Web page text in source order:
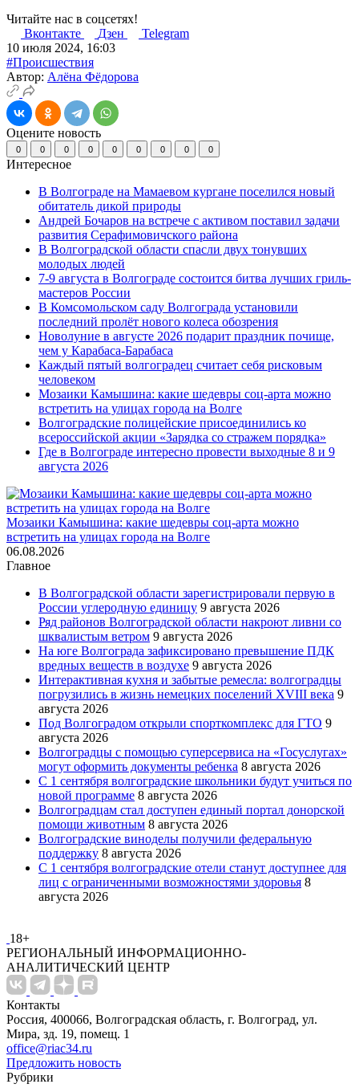
Читайте нас в соцсетях!
Вконтакте
Дзен
Telegram
10 июля 2024, 16:03
#Происшествия
Автор: Алёна Фёдорова
Оцените новость
0 0 0 0 0 0 0 0 0
Интересное
В Волгограде на Мамаевом кургане поселился новый
обитатель дикой природы
Андрей Бочаров на встрече с активом поставил задачи
развития Серафимовичского района
В Волгоградской области спасли двух тонувших
молодых людей
7-9 августа в Волгограде состоится битва лучших гриль-
мастеров России
В Комсомольском саду Волгограда установили
последний пролёт нового колеса обозрения
Новолуние в августе 2026 подарит праздник почище,
чем у Карабаса-Барабаса
Каждый пятый волгоградец считает себя рисковым
человеком
Мозаики Камышина: какие шедевры соц-арта можно
встретить на улицах города на Волге
Волгоградские полицейские присоединились ко
всероссийской акции «Зарядка со стражем порядка»
Где в Волгограде интересно провести выходные 8 и 9
августа 2026
Мозаики Камышина: какие шедевры соц-арта можно
встретить на улицах города на Волге
06.08.2026
Главное
В Волгоградской области зарегистрировали первую в
России углеродную единицу 9 августа 2026
Ряд районов Волгоградской области накроют ливни со
шквалистым ветром 9 августа 2026
На юге Волгограда зафиксировано превышение ПДК
вредных веществ в воздухе 9 августа 2026
Интерактивная кухня и забытые ремесла: волгоградцы
погрузились в жизнь немецких поселений XVIII века 9
августа 2026
Под Волгоградом открыли спорткомплекс для ГТО 9
августа 2026
Волгоградцы с помощью суперсервиса на «Госуслугах»
могут оформить документы ребенка 8 августа 2026
С 1 сентября волгоградские школьники будут учиться по
новой программе 8 августа 2026
Волгоградцам стал доступен единый портал донорской
помощи животным 8 августа 2026
Волгоградские виноделы получили федеральную
поддержку 8 августа 2026
С 1 сентября волгоградские отели станут доступнее для
лиц с ограниченными возможностями здоровья 8
августа 2026
18+
РЕГИОНАЛЬНЫЙ ИНФОРМАЦИОННО-
АНАЛИТИЧЕСКИЙ ЦЕНТР
Контакты
Россия, 400066, Волгоградская область, г. Волгоград, ул.
Мира, зд. 19, помещ. 1
office@riac34.ru
Предложить новость
Рубрики